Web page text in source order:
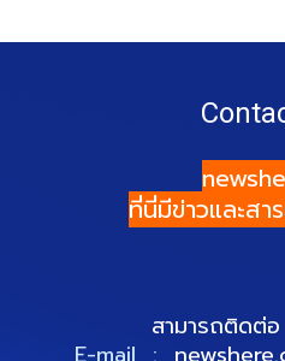
ที่นี่มีข่าวและสา
สามารถติดต่